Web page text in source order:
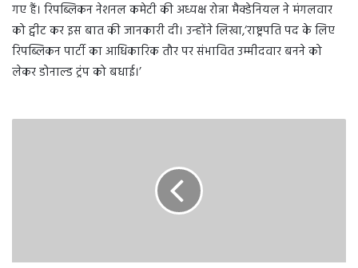
गए हैं। रिपब्लिकन नेशनल कमेटी की अध्यक्ष रोन्ना मैक्डेनियल ने मंगलवार
को ट्वीट कर इस बात की जानकारी दी। उन्‍होंने लिखा,‘राष्ट्रपति पद के लिए
रिपब्लिकन पार्टी का आधिकारिक तौर पर संभावित उम्मीदवार बनने को
लेकर डोनाल्ड ट्रंप को बधाई।’